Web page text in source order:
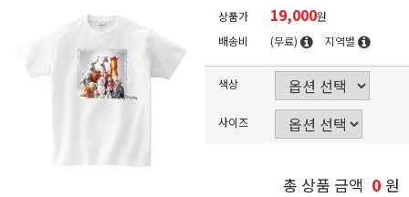
상품가 19,000원
배송비
(무료) 지역별
색상
사이즈
총 상품 금액 0 원